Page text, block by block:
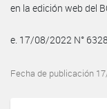
en la edición web del
e. 17/08/2022 N°
Fecha de publicación